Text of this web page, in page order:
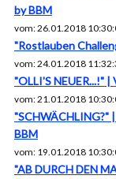
by BBM
vom: 26.01.2018
"Rostlauben
vom: 24.01.2018
"OLLI'S NEUER...!"
vom: 21.01.2018
"SCHWÄCHLING?"
BBM
vom: 19.01.2018
"AB DURCH DEN